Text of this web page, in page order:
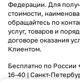
Федерации. Для
стоимости,
обращайтесь по
услуг, товаров и
договоре оказания
Клиентом.
Бесплатно по России
16-40 | Санкт-